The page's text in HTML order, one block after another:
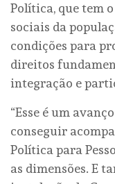
Política, que tem
sociais da
condições para
direitos
integração e
“Esse é um
conseguir
Política para
as dimensões. E